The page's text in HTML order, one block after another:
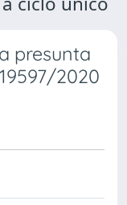
presunta
2020